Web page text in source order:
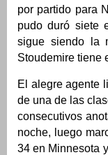
por partido para
pudo duró siete
sigue siendo la
Stoudemire tiene
El alegre agente
de una de las
consecutivos
noche, luego
34 en Minnesota